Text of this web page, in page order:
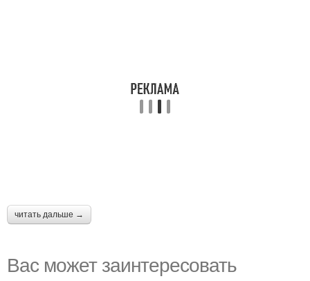
читать дальше →
Вас может заинтересовать